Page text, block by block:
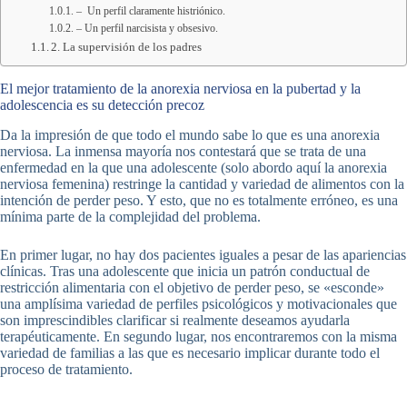
– Un perfil claramente histriónico.
– Un perfil narcisista y obsesivo.
2. La supervisión de los padres
El mejor tratamiento de la anorexia nerviosa en la pubertad y la
adolescencia es su detección precoz
Da la impresión de que todo el mundo sabe lo que es una anorexia
nerviosa. La inmensa mayoría nos contestará que se trata de una
enfermedad en la que una adolescente (solo abordo aquí la anorexia
nerviosa femenina) restringe la cantidad y variedad de alimentos con la
intención de perder peso. Y esto, que no es totalmente erróneo, es una
mínima parte de la complejidad del problema.
En primer lugar, no hay dos pacientes iguales a pesar de las apariencias
clínicas. Tras una adolescente que inicia un patrón conductual de
restricción alimentaria con el objetivo de perder peso, se «esconde»
una amplísima variedad de perfiles psicológicos y motivacionales que
son imprescindibles clarificar si realmente deseamos ayudarla
terapéuticamente. En segundo lugar, nos encontraremos con la misma
variedad de familias a las que es necesario implicar durante todo el
proceso de tratamiento.